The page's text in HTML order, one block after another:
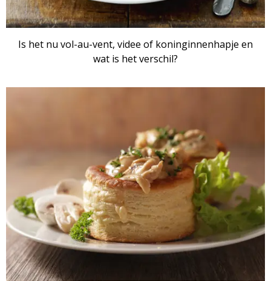
Is het nu vol-au-vent, videe of koninginnenhapje en
wat is het verschil?